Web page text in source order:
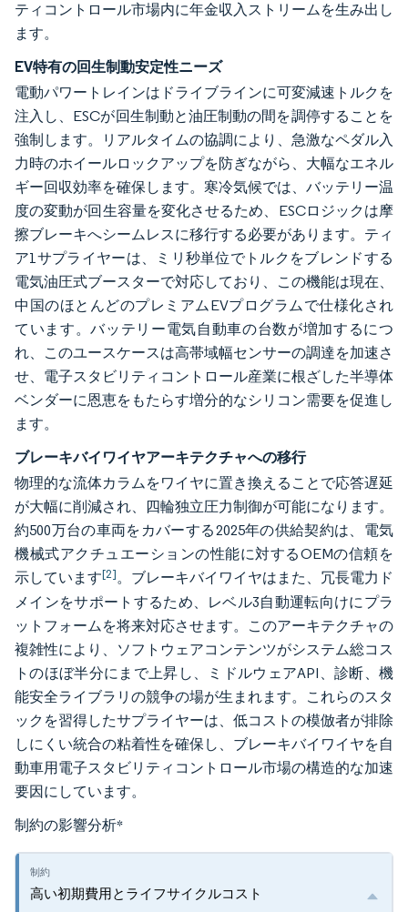
ティコントロール市場内に年金収入ストリームを生み出し
ます。
EV特有の回生制動安定性ニーズ
電動パワートレインはドライブラインに可変減速トルクを
注入し、ESCが回生制動と油圧制動の間を調停することを
強制します。リアルタイムの協調により、急激なペダル入
力時のホイールロックアップを防ぎながら、大幅なエネル
ギー回収効率を確保します。寒冷気候では、バッテリー温
度の変動が回生容量を変化させるため、ESCロジックは摩
擦ブレーキへシームレスに移行する必要があります。ティ
ア1サプライヤーは、ミリ秒単位でトルクをブレンドする
電気油圧式ブースターで対応しており、この機能は現在、
中国のほとんどのプレミアムEVプログラムで仕様化され
ています。バッテリー電気自動車の台数が増加するにつ
れ、このユースケースは高帯域幅センサーの調達を加速さ
せ、電子スタビリティコントロール産業に根ざした半導体
ベンダーに恩恵をもたらす増分的なシリコン需要を促進し
ます。
ブレーキバイワイヤアーキテクチャへの移行
物理的な流体カラムをワイヤに置き換えることで応答遅延
が大幅に削減され、四輪独立圧力制御が可能になります。
約500万台の車両をカバーする2025年の供給契約は、電気
機械式アクチュエーションの性能に対するOEMの信頼を
示しています[2]。ブレーキバイワイヤはまた、冗長電力ド
メインをサポートするため、レベル3自動運転向けにプラ
ットフォームを将来対応させます。このアーキテクチャの
複雑性により、ソフトウェアコンテンツがシステム総コス
トのほぼ半分にまで上昇し、ミドルウェアAPI、診断、機
能安全ライブラリの競争の場が生まれます。これらのスタ
ックを習得したサプライヤーは、低コストの模倣者が排除
しにくい統合の粘着性を確保し、ブレーキバイワイヤを自
動車用電子スタビリティコントロール市場の構造的な加速
要因にしています。
制約の影響分析*
高い初期費用とライフサイクルコスト